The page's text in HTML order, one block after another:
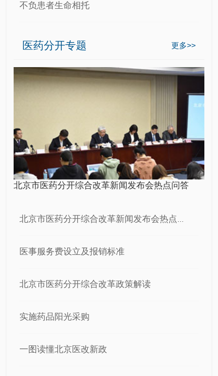
不负患者生命相托
更多>>
医药分开专题
北京市医药分开综合改革新闻发布会热点问答
医事服务费设立及报销标准
北京市医药分开综合改革政策解读
实施药品阳光采购
一图读懂北京医改新政